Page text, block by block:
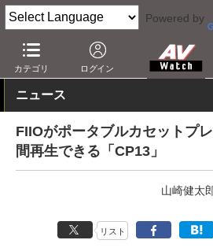
Powered by
カテゴリ ログイン
AV Watch 製品 ポータブルオーディオ
ニュース
FIIOがポータブルカセットプ
間再生できる「CP13」
山崎健太
リスト